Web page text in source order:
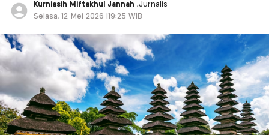
Kurniasih Miftakhul Jannah,Jurnalis
Selasa, 12 Mei 2026 |19:25 WIB